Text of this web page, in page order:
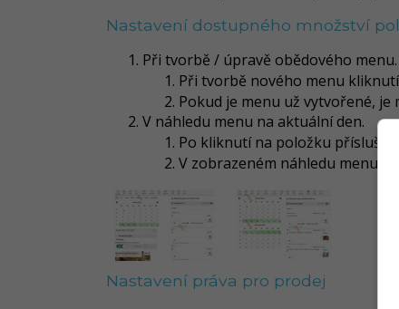
Nastavení dostupného množství
Při tvorbě / úpravě obědového menu.
Při tvorbě nového menu
Pokud je menu už vytvořené, je
V náhledu menu na aktuální den.
Po kliknutí na položku
V zobrazeném náhledu menu na
Nastavení práva pro prodej